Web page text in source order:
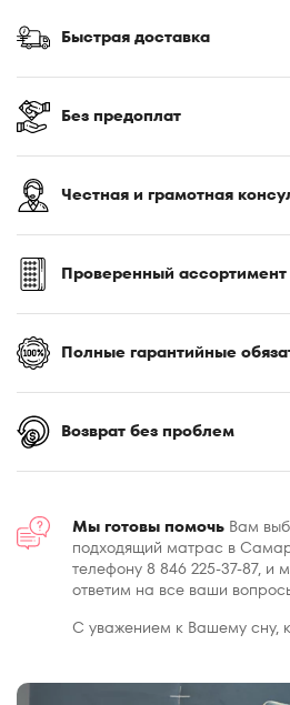
Быстрая доставка
Без предоплат
Честная и грамотная
Проверенный ассортимент
Полные гарантийные
Возврат без проблем
Мы готовы помочь Вам
подходящий матрас в
телефону 8 846 225-37-87, и
ответим на все ваши
С уважением к Вашему сну,